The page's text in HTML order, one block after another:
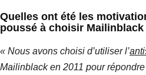
Quelles ont été les
poussé à choisir Mailinblack
« Nous avons choisi d’utiliser l’
Mailinblacken 2011 pour